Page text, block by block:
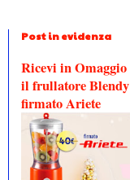
Post in evidenza
Ricevi in Omaggio
il frullatore Blendy
firmato Ariete